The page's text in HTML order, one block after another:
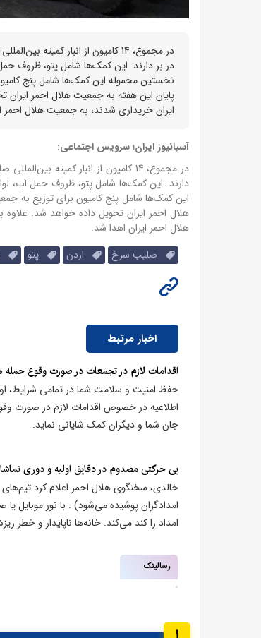
در بر دارند. این کمک‌ها شامل پتو، ظروف
ایران خریداری شدند، به جمعیت هلال احمر
آسیانیوز ایران؛ سرویس اجتماعی:
دارند. این کمک‌ها شامل پتو، ظروف حمل آب،
هلال احمر ایران تحویل داده خواهد شد.
هلال احمر ایران اهدا شد.
صلیب سرخ
اردن پتو
اخبار مرتبط
اقدامات لازم در تجمعات در صورت وقوع حمله
حفظ امنیت و سلامت شما در تمامی شرایط،
اطلاعیه در خصوص اقدامات لازم در صورت
جان شما و دیگران کمک شایانی نماید.
​بی‌ حرکتی مصدوم در دقایق اولیه و دوری
امدادگران پوشیده می‌شود) . با نور
امداد را کند می‌کند. خانه‌ها ناپایدار و
رسالینک